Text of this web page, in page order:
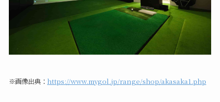
※画像出典： https://www.mygol.jp/range/shop/akasaka1.php